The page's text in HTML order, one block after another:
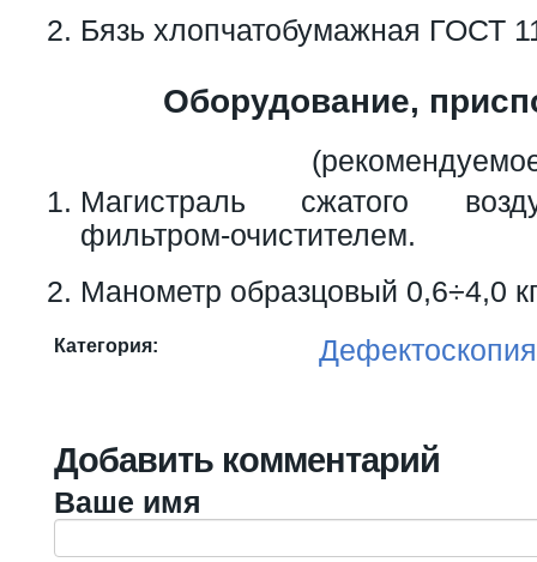
Бязь хлопчатобумажная ГОСТ
Оборудование,
Магистраль сжатого
фильтром-очистителем.
Манометр образцовый 0,6÷4,0
Категория: Дефектоскопия
Добавить комментарий
Ваше имя